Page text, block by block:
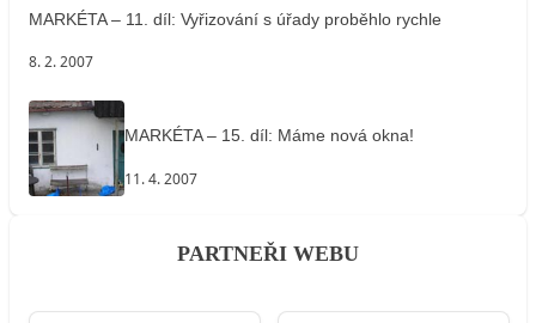
MARKÉTA – 11. díl: Vyřizování s úřady proběhlo rychle
8. 2. 2007
MARKÉTA – 15. díl: Máme nová okna!
11. 4. 2007
PARTNEŘI WEBU